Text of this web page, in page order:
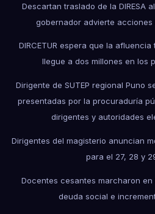
Descartan traslado de la DIRESA
gobernador advierte
DIRCETUR espera que la
llegue a dos millones en los
Dirigente de SUTEP regional Puno
presentadas por la procuraduría
dirigentes y autoridades
Dirigentes del magisterio anuncian
para el 27, 28 y
Docentes cesantes marcharon
deuda social e